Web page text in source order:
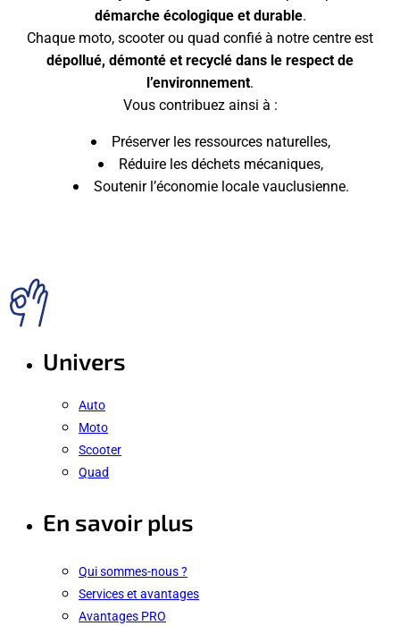
démarche écologique et durable.
Chaque moto, scooter ou quad confié à notre centre est
dépollué, démonté et recyclé dans le respect de
l’environnement.
Vous contribuez ainsi à :
Préserver les ressources naturelles,
Réduire les déchets mécaniques,
Soutenir l’économie locale vauclusienne.
Univers
Auto
Moto
Scooter
Quad
En savoir plus
Qui sommes-nous ?
Services et avantages
Avantages PRO